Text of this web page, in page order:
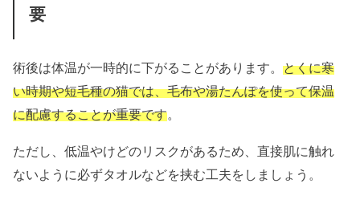
要
術後は体温が一時的に下がることがあります。とくに寒
い時期や短毛種の猫では、毛布や湯たんぽを使って保温
に配慮することが重要です。
ただし、低温やけどのリスクがあるため、直接肌に触れ
ないように必ずタオルなどを挟む工夫をしましょう。